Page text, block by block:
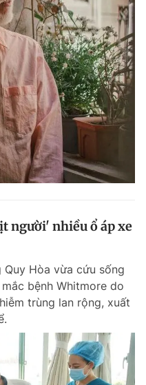
người' nhiều ổ áp xe
Quy Hòa vừa cứu sống
bệnh Whitmore do
trùng lan rộng, xuất